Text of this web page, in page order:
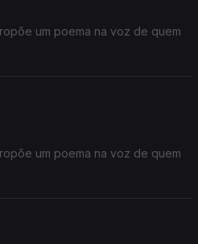
um poema na voz de quem
um poema na voz de quem